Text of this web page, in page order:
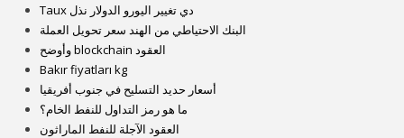
Taux دي تغيير اليورو الدولار نذل
البنك الاحتياطي من الهند سعر تحويل العملة
وأوضح blockchain العقود
Bakır fiyatları kg
أسعار حديد التسليح في جنوب أفريقيا
ما هو رمز التداول للنفط الخام؟
العقود الآجلة للنفط الماراثون